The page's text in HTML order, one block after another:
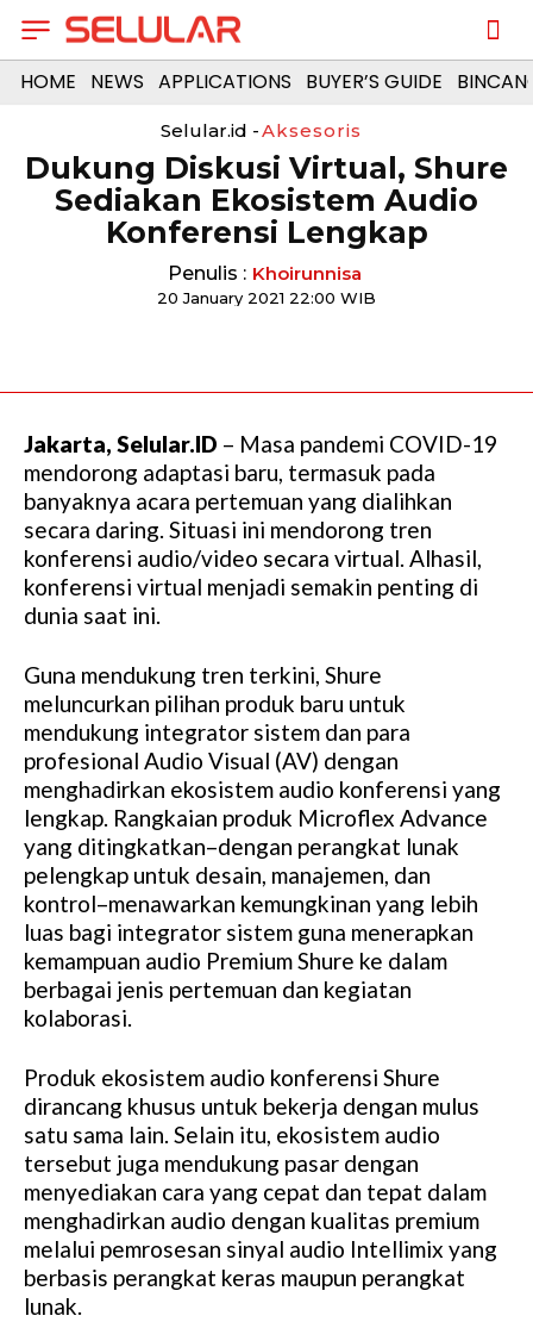
HOME NEWS APPLICATIONS BUYER’S GUIDE
Selular.id -Aksesoris
Dukung Diskusi Virtual, Shure
Sediakan Ekosistem Audio
Konferensi Lengkap
Penulis : Khoirunnisa
20 January 2021 22:00 WIB
Jakarta, Selular.ID – Masa pandemi COVID-19
mendorong adaptasi baru, termasuk pada
banyaknya acara pertemuan yang dialihkan
secara daring. Situasi ini mendorong tren
konferensi audio/video secara virtual. Alhasil,
konferensi virtual menjadi semakin penting di
dunia saat ini.
Guna mendukung tren terkini, Shure
meluncurkan pilihan produk baru untuk
mendukung integrator sistem dan para
profesional Audio Visual (AV) dengan
menghadirkan ekosistem audio konferensi yang
lengkap. Rangkaian produk Microflex Advance
yang ditingkatkan–dengan perangkat lunak
pelengkap untuk desain, manajemen, dan
kontrol–menawarkan kemungkinan yang lebih
luas bagi integrator sistem guna menerapkan
kemampuan audio Premium Shure ke dalam
berbagai jenis pertemuan dan kegiatan
kolaborasi.
Produk ekosistem audio konferensi Shure
dirancang khusus untuk bekerja dengan mulus
satu sama lain. Selain itu, ekosistem audio
tersebut juga mendukung pasar dengan
menyediakan cara yang cepat dan tepat dalam
menghadirkan audio dengan kualitas premium
melalui pemrosesan sinyal audio Intellimix yang
berbasis perangkat keras maupun perangkat
lunak.